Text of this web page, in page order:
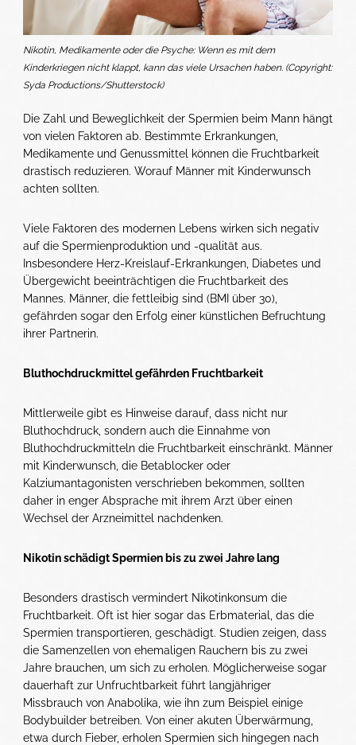
Nikotin, Medikamente oder die Psyche: Wenn es mit dem
Kinderkriegen nicht klappt, kann das viele Ursachen haben. (Copyright:
Syda Productions/Shutterstock)
Die Zahl und Beweglichkeit der Spermien beim Mann hängt
von vielen Faktoren ab. Bestimmte Erkrankungen,
Medikamente und Genussmittel können die Fruchtbarkeit
drastisch reduzieren. Worauf Männer mit Kinderwunsch
achten sollten.
Viele Faktoren des modernen Lebens wirken sich negativ
auf die Spermienproduktion und -qualität aus.
Insbesondere Herz-Kreislauf-Erkrankungen, Diabetes und
Übergewicht beeinträchtigen die Fruchtbarkeit des
Mannes. Männer, die fettleibig sind (BMI über 30),
gefährden sogar den Erfolg einer künstlichen Befruchtung
ihrer Partnerin.
Bluthochdruckmittel gefährden Fruchtbarkeit
Mittlerweile gibt es Hinweise darauf, dass nicht nur
Bluthochdruck, sondern auch die Einnahme von
Bluthochdruckmitteln die Fruchtbarkeit einschränkt. Männer
mit Kinderwunsch, die Betablocker oder
Kalziumantagonisten verschrieben bekommen, sollten
daher in enger Absprache mit ihrem Arzt über einen
Wechsel der Arzneimittel nachdenken.
Nikotin schädigt Spermien bis zu zwei Jahre lang
Besonders drastisch vermindert Nikotinkonsum die
Fruchtbarkeit. Oft ist hier sogar das Erbmaterial, das die
Spermien transportieren, geschädigt. Studien zeigen, dass
die Samenzellen von ehemaligen Rauchern bis zu zwei
Jahre brauchen, um sich zu erholen. Möglicherweise sogar
dauerhaft zur Unfruchtbarkeit führt langjähriger
Missbrauch von Anabolika, wie ihn zum Beispiel einige
Bodybuilder betreiben. Von einer akuten Überwärmung,
etwa durch Fieber, erholen Spermien sich hingegen nach